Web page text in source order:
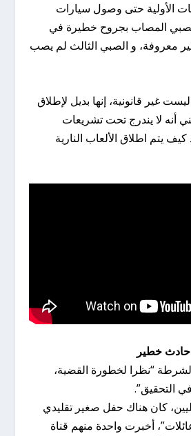
الأولية حتى وصول سيارات
المصاب بجروح خطيرة في
معروفة، و الصبي الثالث لم يصب
غير قانونية، إنها بديل لإطلاق
أنه لا يندرج تحت تشريعات
كيف يتم اطلاق الألعاب النارية
خطير
“نظرا لخطورة القضية،
التحقيق”.
كان هناك حفل صغير تقليدي
أخبرت واحدة منهم قناة